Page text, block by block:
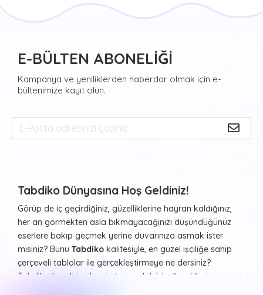
E-BÜLTEN ABONELİĞİ
Kampanya ve yeniliklerden haberdar olmak için e-
bültenimize kayıt olun.
Tabdiko Dünyasına Hoş Geldiniz!
Görüp de iç geçirdiğiniz, güzelliklerine hayran kaldığınız,
her an görmekten asla bıkmayacağınızı düşündüğünüz
eserlere bakıp geçmek yerine duvarınıza asmak ister
misiniz? Bunu Tabdiko kalitesiyle, en güzel işçiliğe sahip
çerçeveli tablolar ile gerçekleştirmeye ne dersiniz?
Tabdiko kendi özel resimleriniz dahil, beğendiğiniz ve